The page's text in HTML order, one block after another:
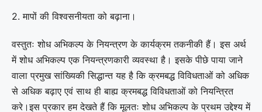
2. मापों की विश्वसनीयता को बढ़ाना।
वस्तुतः शोध अभिकल्प के नियन्त्रण के कार्यक्रम तकनीकी हैं। इस अर्थ
में शोध अभिकल्प एक नियन्त्रणकारी व्यवस्था है। इसके पीछे पाया जाने
वाला प्रमुख सांख्यिकी सिद्धान्त यह है कि क्रमबद्ध विविधताओं को अधिक
से अधिक बढ़ाए एवं साथ ही बाह्य क्रमबद्ध विविधताओं को नियन्त्रित
करे।इस प्रकार हम देखते हैं कि मूलतः शोध अभिकल्प के प्रथम उद्देश्य में